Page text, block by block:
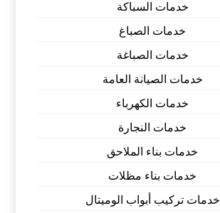
خدمات السباكة
خدمات الصباغ
خدمات الصباغة
خدمات الصيانة العامة
خدمات الكهرباء
خدمات النجارة
خدمات بناء الملاحق
خدمات بناء مظلات
خدمات تركيب أبواب الوميتال